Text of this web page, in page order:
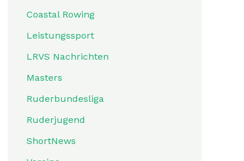
Coastal Rowing
Leistungssport
LRVS Nachrichten
Masters
Ruderbundesliga
Ruderjugend
ShortNews